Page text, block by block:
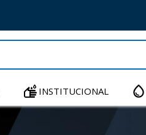
INSTITUCIONAL